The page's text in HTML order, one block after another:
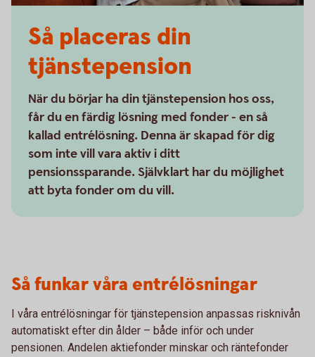
Så placeras din
tjänstepension
När du börjar ha din tjänstepension hos oss,
får du en färdig lösning med fonder - en så
kallad entrélösning. Denna är skapad för dig
som inte vill vara aktiv i ditt
pensionssparande. Självklart har du möjlighet
att byta fonder om du vill.
Så funkar våra entrélösningar
I våra entrélösningar för tjänstepension anpassas risknivån
automatiskt efter din ålder – både inför och under
pensionen. Andelen aktiefonder minskar och räntefonder